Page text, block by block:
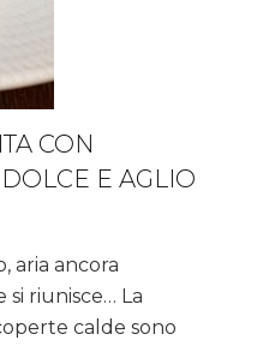
CON
E AGLIO
aria ancora
si riunisce… La
calde sono